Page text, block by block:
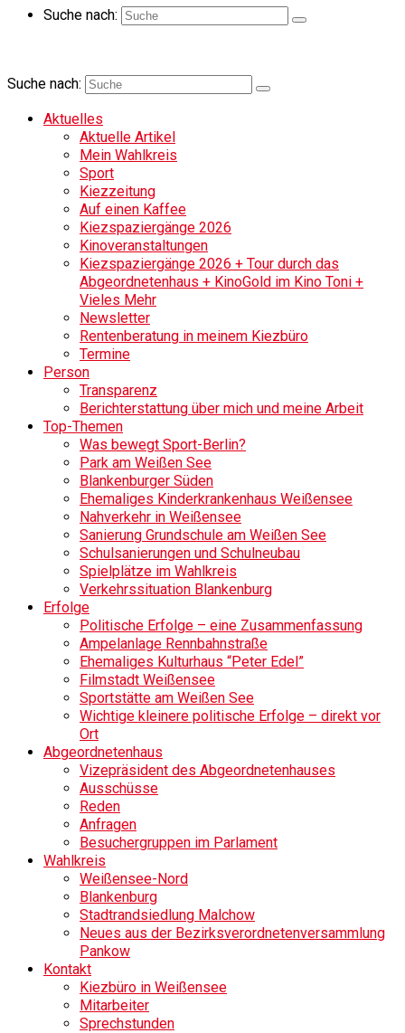
Suche nach:
Suche nach:
Aktuelles
Aktuelle Artikel
Mein Wahlkreis
Sport
Kiezzeitung
Auf einen Kaffee
Kiezspaziergänge 2026
Kinoveranstaltungen
Kiezspaziergänge 2026 + Tour durch das
Abgeordnetenhaus + KinoGold im Kino Toni +
Vieles Mehr
Newsletter
Rentenberatung in meinem Kiezbüro
Termine
Person
Transparenz
Berichterstattung über mich und meine Arbeit
Top-Themen
Was bewegt Sport-Berlin?
Park am Weißen See
Blankenburger Süden
Ehemaliges Kinderkrankenhaus Weißensee
Nahverkehr in Weißensee
Sanierung Grundschule am Weißen See
Schulsanierungen und Schulneubau
Spielplätze im Wahlkreis
Verkehrssituation Blankenburg
Erfolge
Politische Erfolge – eine Zusammenfassung
Ampelanlage Rennbahnstraße
Ehemaliges Kulturhaus “Peter Edel”
Filmstadt Weißensee
Sportstätte am Weißen See
Wichtige kleinere politische Erfolge – direkt vor
Ort
Abgeordnetenhaus
Vizepräsident des Abgeordnetenhauses
Ausschüsse
Reden
Anfragen
Besuchergruppen im Parlament
Wahlkreis
Weißensee-Nord
Blankenburg
Stadtrandsiedlung Malchow
Neues aus der Bezirksverordnetenversammlung
Pankow
Kontakt
Kiezbüro in Weißensee
Mitarbeiter
Sprechstunden